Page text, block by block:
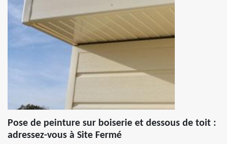
Pose de peinture sur boiserie et dessous de toit :
adressez-vous à Site Fermé